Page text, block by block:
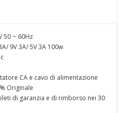
50 ~ 60Hz
9V 3A/ 5V 3A 100w
CA e cavo di alimentazione
Originale
di garanzia e di rimborso nei 30